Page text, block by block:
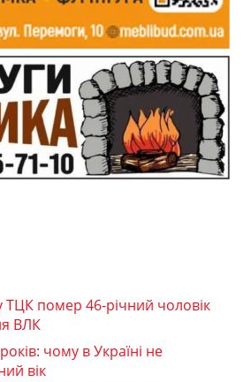
ТЦК помер 46-річний чоловік
ВЛК
чому в Україні не
вік